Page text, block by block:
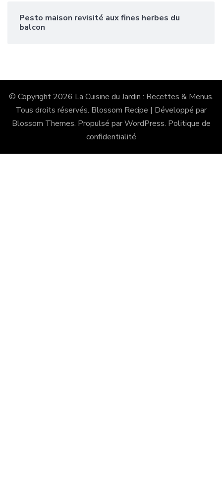
Pesto maison revisité aux fines herbes du
balcon
© Copyright 2026 La Cuisine du Jardin : Recettes & Menus.
Tous droits réservés. Blossom Recipe | Développé par
Blossom Themes. Propulsé parWordPress. Politique de
confidentialité